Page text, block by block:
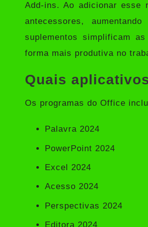
Add-ins. Ao adicionar esse
antecessores,
suplementos simplificam
forma mais produtiva no
Quais
Os programas do Office
Palavra 2024
PowerPoint 2024
Excel 2024
Acesso 2024
Perspectivas 2024
Editora 2024